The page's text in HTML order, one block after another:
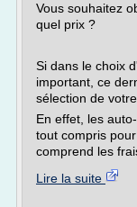
Vous souhaitez
quel prix ?
Si dans le choix
important, ce
sélection de
En effet, les
tout compris
comprend les
Lire la suite